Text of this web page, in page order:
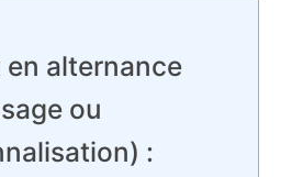
alternance
ou
: